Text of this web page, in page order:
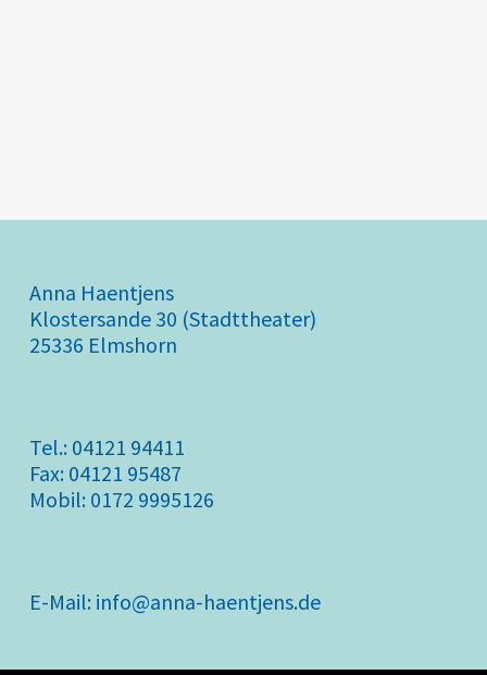
Anna Haentjens
Klostersande 30 (Stadttheater)
25336 Elmshorn
Tel.: 04121 94411
Fax: 04121 95487
Mobil: 0172 9995126
E-Mail: info@anna-haentjens.de